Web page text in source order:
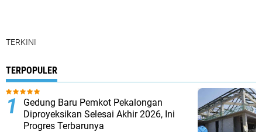
TERKINI
TERPOPULER
Gedung Baru Pemkot Pekalongan
Diproyeksikan Selesai Akhir 2026, Ini
Progres Terbarunya